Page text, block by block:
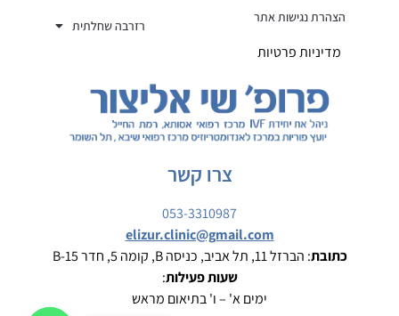
הצהרת נגישות אתר
מדיניות פרטיות
רזרבה שחלתית
צרו קשר
053-3310987
elizur.clinic@gmail.com
כתובת: הברזל 11, תל אביב, כניסה B, קומה 5, חדר B-15
שעות פעילות:
ימים א' – ו' בתיאום מראש